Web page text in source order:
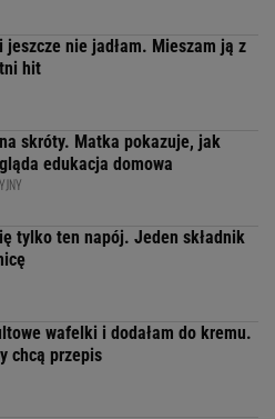
nie jadłam. Mieszam ją z
hit
skróty. Matka pokazuje, jak
edukacja domowa
tylko ten napój. Jeden składnik
wafelki i dodałam do kremu.
chcą przepis